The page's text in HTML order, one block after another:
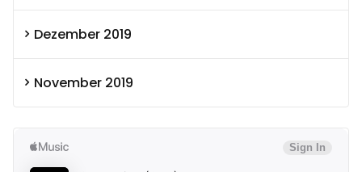
Dezember 2019
November 2019